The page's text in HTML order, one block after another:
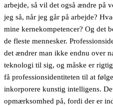
arbejde, så vil det også ændre på
jeg så, når jeg går på arbejde?
mine kernekompetencer? Og det
de fleste mennesker.
det ændrer man ikke endnu over
teknologi til sig, og måske er
få professionsidentiteten til at
inkorporere kunstig intelligens.
opmærksomhed på, fordi der er